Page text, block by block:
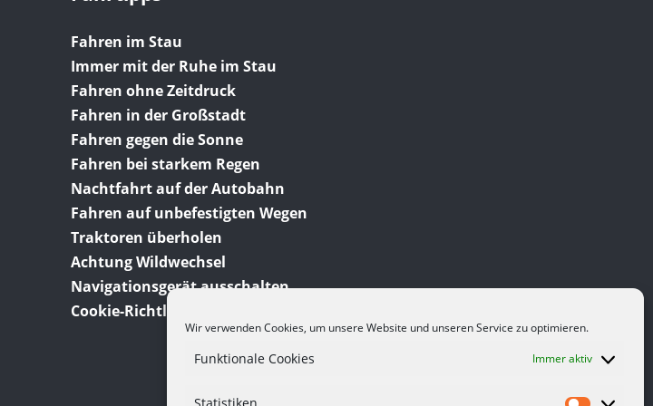
Wir verwenden Cookies, um unsere Website und unseren Service zu optimieren.
Funktionale Cookies Immer aktiv
Fahren im Stau
Immer mit der Ruhe im Stau
Fahren ohne Zeitdruck
Fahren in der Großstadt
Fahren gegen die Sonne
Fahren bei starkem Regen
Nachtfahrt auf der Autobahn
Fahren auf unbefestigten Wegen
Traktoren überholen
Achtung Wildwechsel
Navigationsgerät ausschalten
Cookie-Richtlinie (EU)